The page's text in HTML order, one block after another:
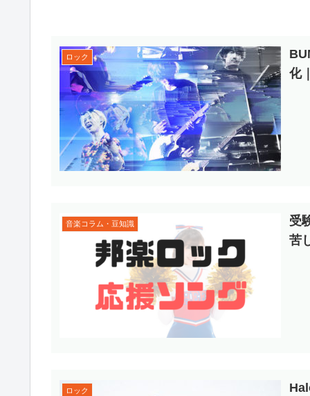
ロック
化
音楽コラム・豆知識
受
苦
ロック